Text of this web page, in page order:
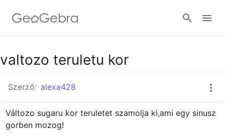
Google Classroom
GeoGebra Classroom
valtozo teruletu kor
Szerző: alexa428
Változo sugaru kor teruletet szamolja ki,ami egy sinusz
gorben mozog!